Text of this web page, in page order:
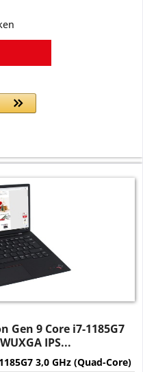
Gen 9 Core i7-1185G7
IPS...
3,0 GHz (Quad-Core)